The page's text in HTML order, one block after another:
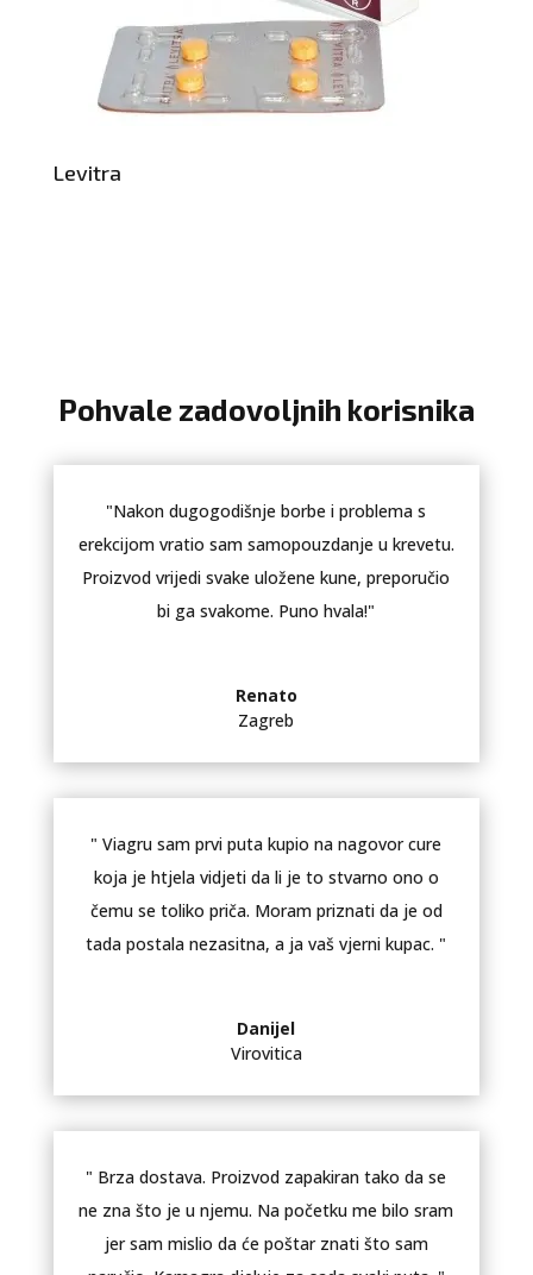
Levitra
Pohvale zadovoljnih korisnika
"Nakon dugogodišnje borbe i problema s
erekcijom vratio sam samopouzdanje u krevetu.
Proizvod vrijedi svake uložene kune, preporučio
bi ga svakome. Puno hvala!"
Renato
Zagreb
" Viagru sam prvi puta kupio na nagovor cure
koja je htjela vidjeti da li je to stvarno ono o
čemu se toliko priča. Moram priznati da je od
tada postala nezasitna, a ja vaš vjerni kupac. "
Danijel
Virovitica
" Brza dostava. Proizvod zapakiran tako da se
ne zna što je u njemu. Na početku me bilo sram
jer sam mislio da će poštar znati što sam